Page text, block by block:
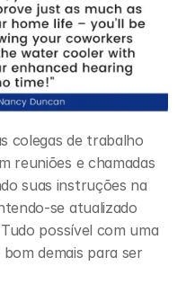
colegas de trabalho
reuniões e chamadas
suas instruções na
se atualizado
possível com uma
demais para ser